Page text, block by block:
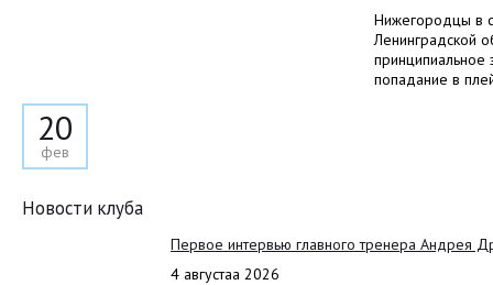
20
фев
Нижегородцы в
Ленинградской
принципиальное
попадание в
Новости клуба
Первое интервью главного тренера Андрея
4 августаа 2026